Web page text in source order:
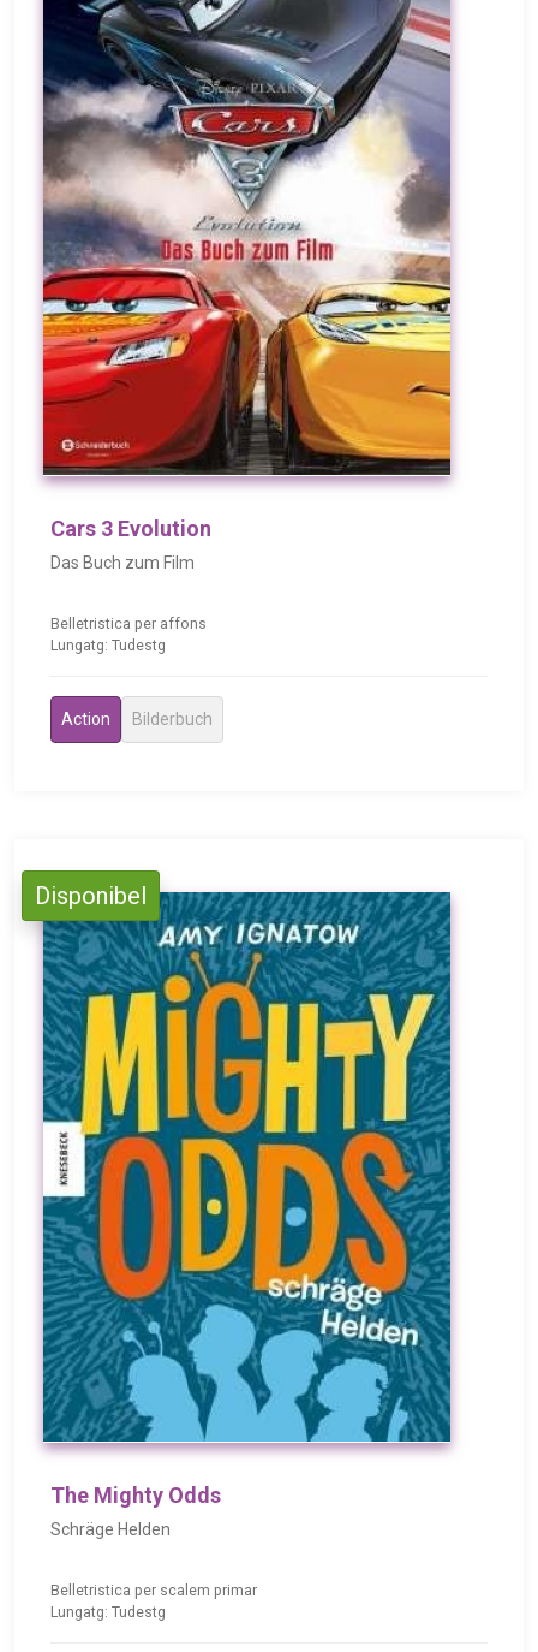
Cars 3 Evolution
Das Buch zum Film
Belletristica per affons
Lungatg: Tudestg
Action Bilderbuch
Disponibel
The Mighty Odds
Schräge Helden
Belletristica per scalem primar
Lungatg: Tudestg